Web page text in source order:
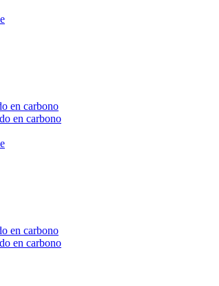
en carbono
en carbono
en carbono
en carbono